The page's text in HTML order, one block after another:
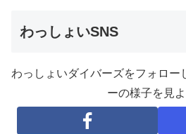
わっしょいSNS
わっしょいダイバーズをフォロー
ーの様子を見よ